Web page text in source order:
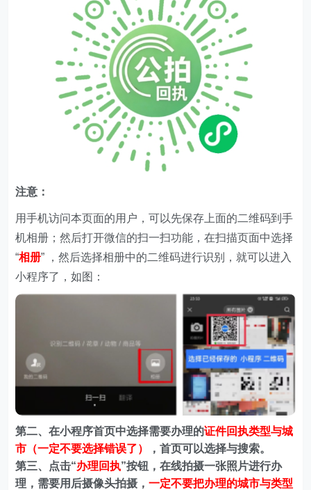
注意：
用手机访问本页面的用户，可以先保存上面的二维码到手
机相册；然后打开微信的扫一扫功能，在扫描页面中选择
“相册” ，然后选择相册中的二维码进行识别，就可以进入
小程序了，如图：
第二、在小程序首页中选择需要办理的证件回执类型与城
市（一定不要选择错误了）
，首页可以选择与搜索。
第三、点击“办理回执”按钮，在线拍摄一张照片进行办
理，需要用后摄像头拍摄，一定不要把办理的城市与类型